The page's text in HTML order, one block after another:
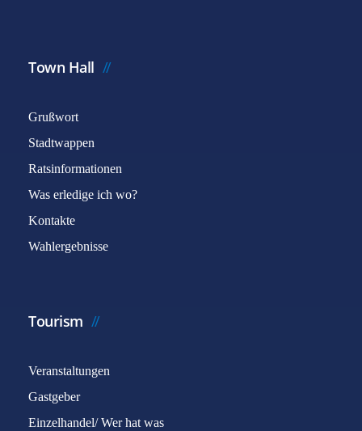
Town Hall
Grußwort
Stadtwappen
Ratsinformationen
Was erledige ich wo?
Kontakte
Wahlergebnisse
Tourism
Veranstaltungen
Gastgeber
Einzelhandel/ Wer hat was